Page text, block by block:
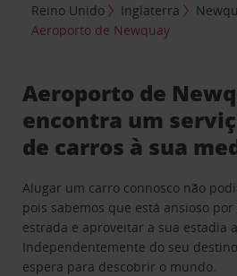
Reino Unido
Inglaterra
Aeroporto de Newquay
Aeroporto de
encontra um
de carros à sua
Alugar um carro connosco não
pois sabemos que está ansioso
estrada e aproveitar a sua estadia
Independentemente do seu
espera para descobrir o mundo.